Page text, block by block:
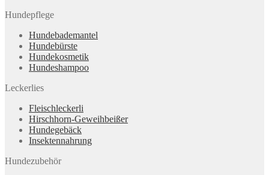
Hundepflege
Hundebademantel
Hundebürste
Hundekosmetik
Hundeshampoo
Leckerlies
Fleischleckerli
Hirschhorn-Geweihbeißer
Hundegebäck
Insektennahrung
Hundezubehör